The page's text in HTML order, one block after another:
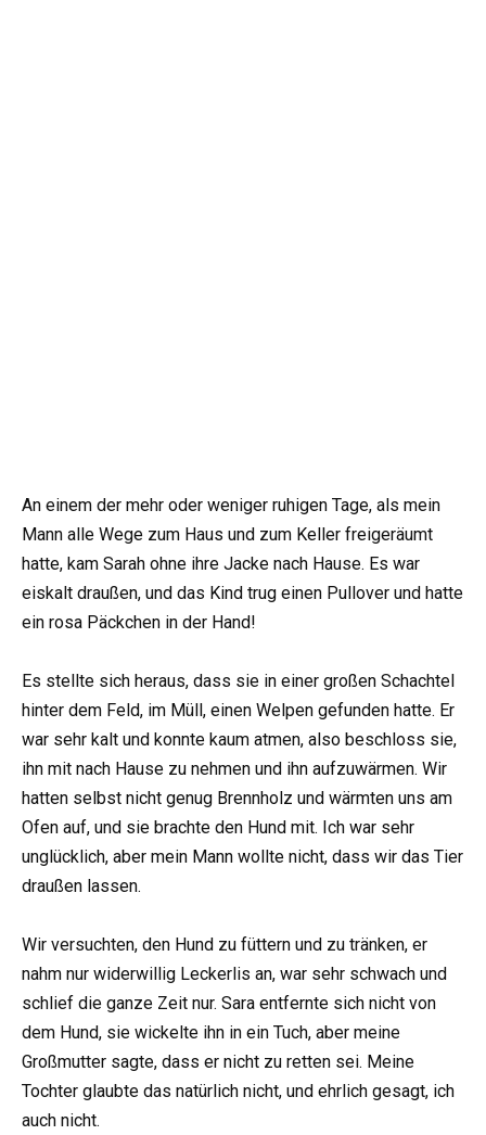
An einem der mehr oder weniger ruhigen Tage, als mein
Mann alle Wege zum Haus und zum Keller freigeräumt
hatte, kam Sarah ohne ihre Jacke nach Hause. Es war
eiskalt draußen, und das Kind trug einen Pullover und hatte
ein rosa Päckchen in der Hand!
Es stellte sich heraus, dass sie in einer großen Schachtel
hinter dem Feld, im Müll, einen Welpen gefunden hatte. Er
war sehr kalt und konnte kaum atmen, also beschloss sie,
ihn mit nach Hause zu nehmen und ihn aufzuwärmen. Wir
hatten selbst nicht genug Brennholz und wärmten uns am
Ofen auf, und sie brachte den Hund mit. Ich war sehr
unglücklich, aber mein Mann wollte nicht, dass wir das Tier
draußen lassen.
Wir versuchten, den Hund zu füttern und zu tränken, er
nahm nur widerwillig Leckerlis an, war sehr schwach und
schlief die ganze Zeit nur. Sara entfernte sich nicht von
dem Hund, sie wickelte ihn in ein Tuch, aber meine
Großmutter sagte, dass er nicht zu retten sei. Meine
Tochter glaubte das natürlich nicht, und ehrlich gesagt, ich
auch nicht.